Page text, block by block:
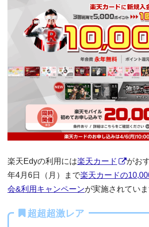
楽天Edyの利用には楽天カード
がお
年4月6日（月）まで楽天カードの
会&利用キャンペーンが実施されていま
超超超激レア